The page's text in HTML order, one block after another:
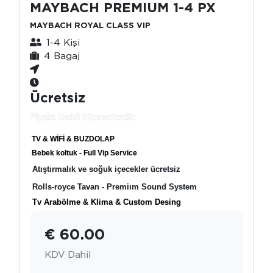
MAYBACH PREMIUM 1-4 PX
MAYBACH ROYAL CLASS VIP
1-4 Kişi
4 Bagaj
Ücretsiz
Fiyata Dahil Hizmetlerdir.
TV & WİFİ & BUZDOLAP
Bebek koltuk - Full Vip Service
Atıştırmalık ve soğuk içecekler ücretsiz
Rolls-royce Tavan - Premiım Sound System
Tv Arabölme & Klima & Custom Desing
€ 60.00
KDV Dahil